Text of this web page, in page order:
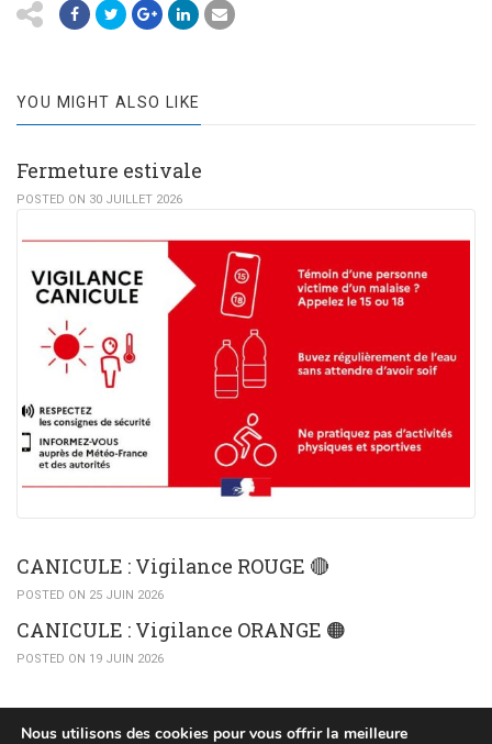
YOU MIGHT ALSO LIKE
Fermeture estivale
POSTED ON 30 JUILLET 2026
CANICULE : Vigilance ROUGE 🔴
POSTED ON 25 JUIN 2026
CANICULE : Vigilance ORANGE 🟠​
POSTED ON 19 JUIN 2026
Nous utilisons des cookies pour vous offrir la meilleure